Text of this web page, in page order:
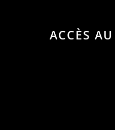
ACCÈS